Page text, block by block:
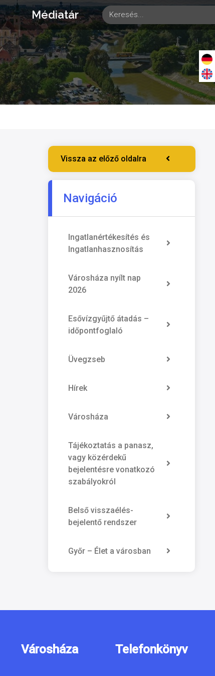
Médiatár
Vissza az előző oldalra
Navigáció
Ingatlanértékesítés és
Ingatlanhasznosítás
Városháza nyílt nap
2026
Esővízgyűjtő átadás –
időpontfoglaló
Üvegzseb
Hírek
Városháza
Tájékoztatás a panasz,
vagy közérdekű
bejelentésre vonatkozó
szabályokról
Belső visszaélés-
bejelentő rendszer
Győr – Élet a városban
Városháza Telefonkönyv